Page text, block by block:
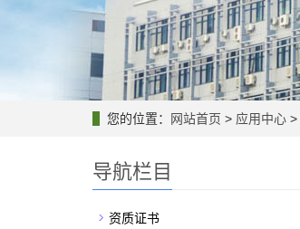
您的位置： 网站首页 > 应用中心 >
导航栏目
资质证书